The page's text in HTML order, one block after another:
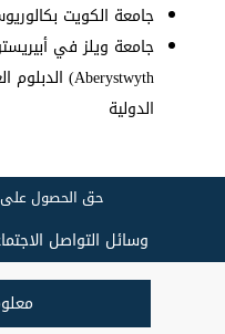
جامعة الكويت
جامعة ويلز في
Aberystwyth) الدبلوم
الدولية
حق الحصول
وسائل التواصل